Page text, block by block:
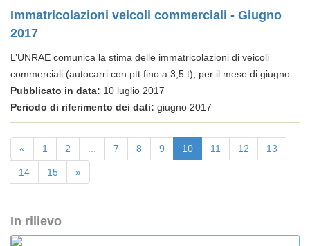
Immatricolazioni veicoli commerciali - Giugno
2017
L’UNRAE comunica la stima delle immatricolazioni di veicoli
commerciali (autocarri con ptt fino a 3,5 t), per il mese di giugno.
Pubblicato in data: 10 luglio 2017
Periodo di riferimento dei dati: giugno 2017
« 1 2 7 8 9 10 11 12 13
14 15 »
In rilievo